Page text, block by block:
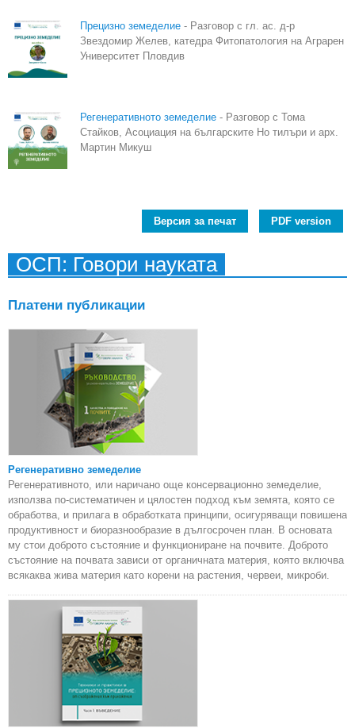
Прецизно земеделие - Разговор с гл. ас. д-р
Звездомир Желев, катедра Фитопатология на Аграрен
Университет Пловдив
Регенеративното земеделие - Разговор с Тома
Стайков, Асоциация на българските Но тилъри и арх.
Мартин Микуш
Версия за печат PDF version
ОСП: Говори науката
Платени публикации
Регенеративно земеделие
Регенеративното, или наричано още консервационно земеделие,
използва по-систематичен и цялостен подход към земята, която се
обработва, и прилага в обработката принципи, осигуряващи повишена
продуктивност и биоразнообразие в дългосрочен план. В основата
му стои доброто състояние и функциониране на почвите. Доброто
състояние на почвата зависи от органичната материя, която включва
всякаква жива материя като корени на растения, червеи, микроби.